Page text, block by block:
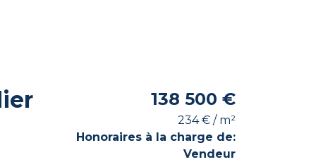
138 500 €
234 € / m²
Honoraires à la charge de:
Vendeur